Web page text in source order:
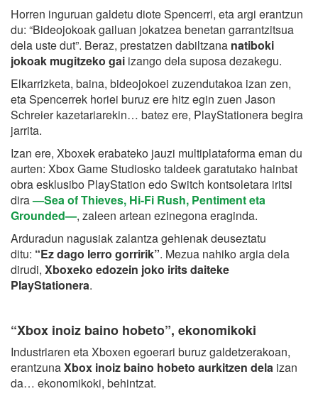
Horren inguruan galdetu diote Spencerri, eta argi erantzun
du: “Bideojokoak gailuan jokatzea benetan garrantzitsua
dela uste dut”. Beraz, prestatzen dabiltzana natiboki
jokoak mugitzeko gai izango dela suposa dezakegu.
Elkarrizketa, baina, bideojokoei zuzendutakoa izan zen,
eta Spencerrek horiei buruz ere hitz egin zuen Jason
Schreier kazetariarekin… batez ere, PlayStationera begira
jarrita.
Izan ere, Xboxek erabateko jauzi multiplataforma eman du
aurten: Xbox Game Studiosko taldeek garatutako hainbat
obra esklusibo PlayStation edo Switch kontsoletara iritsi
dira—Sea of Thieves, Hi-Fi Rush, Pentiment eta
Grounded—, zaleen artean ezinegona eraginda.
Arduradun nagusiak zalantza gehienak deuseztatu
ditu: “Ez dago lerro gorririk”. Mezua nahiko argia dela
dirudi, Xboxeko edozein joko irits daiteke
PlayStationera.
“Xbox inoiz baino hobeto”, ekonomikoki
Industriaren eta Xboxen egoerari buruz galdetzerakoan,
erantzunaXbox inoiz baino hobeto aurkitzen dela izan
da… ekonomikoki, behintzat.